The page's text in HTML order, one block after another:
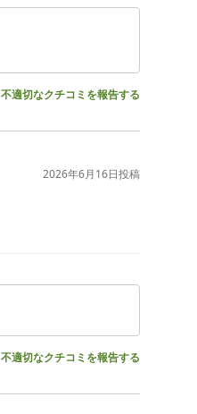
不適切なクチコミを報告する
2026年6月16日投稿
不適切なクチコミを報告する